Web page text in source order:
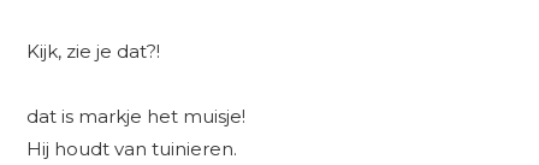
Kijk, zie je dat?!
dat is markje het muisje!
Hij houdt van tuinieren.